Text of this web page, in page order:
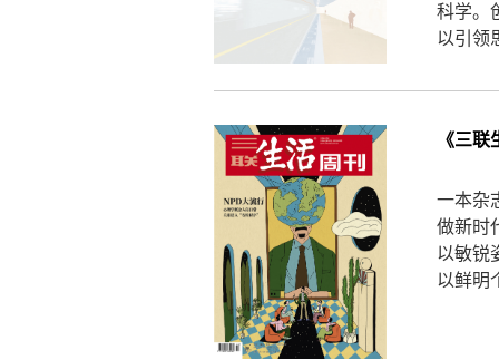
科学。
以引领
《三
一本杂
做新时
以敏锐
以鲜明